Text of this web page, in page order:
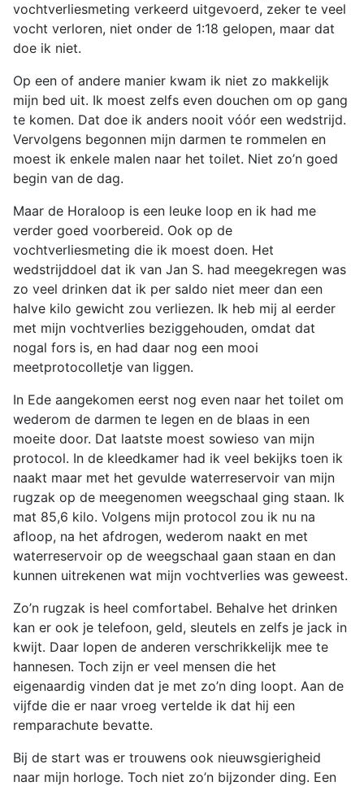
vochtverliesmeting verkeerd uitgevoerd, zeker te veel
vocht verloren, niet onder de 1:18 gelopen, maar dat
doe ik niet.
Op een of andere manier kwam ik niet zo makkelijk
mijn bed uit. Ik moest zelfs even douchen om op gang
te komen. Dat doe ik anders nooit vóór een wedstrijd.
Vervolgens begonnen mijn darmen te rommelen en
moest ik enkele malen naar het toilet. Niet zo’n goed
begin van de dag.
Maar de Horaloop is een leuke loop en ik had me
verder goed voorbereid. Ook op de
vochtverliesmeting die ik moest doen. Het
wedstrijddoel dat ik van Jan S. had meegekregen was
zo veel drinken dat ik per saldo niet meer dan een
halve kilo gewicht zou verliezen. Ik heb mij al eerder
met mijn vochtverlies beziggehouden, omdat dat
nogal fors is, en had daar nog een mooi
meetprotocolletje van liggen.
In Ede aangekomen eerst nog even naar het toilet om
wederom de darmen te legen en de blaas in een
moeite door. Dat laatste moest sowieso van mijn
protocol. In de kleedkamer had ik veel bekijks toen ik
naakt maar met het gevulde waterreservoir van mijn
rugzak op de meegenomen weegschaal ging staan. Ik
mat 85,6 kilo. Volgens mijn protocol zou ik nu na
afloop, na het afdrogen, wederom naakt en met
waterreservoir op de weegschaal gaan staan en dan
kunnen uitrekenen wat mijn vochtverlies was geweest.
Zo’n rugzak is heel comfortabel. Behalve het drinken
kan er ook je telefoon, geld, sleutels en zelfs je jack in
kwijt. Daar lopen de anderen verschrikkelijk mee te
hannesen. Toch zijn er veel mensen die het
eigenaardig vinden dat je met zo’n ding loopt. Aan de
vijfde die er naar vroeg vertelde ik dat hij een
remparachute bevatte.
Bij de start was er trouwens ook nieuwsgierigheid
naar mijn horloge. Toch niet zo’n bijzonder ding. Een